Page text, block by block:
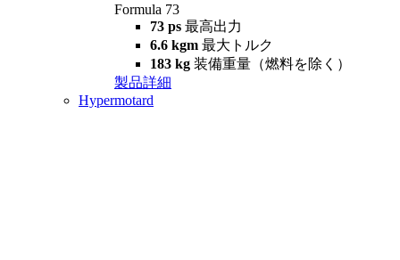
Formula 73
73 ps 最高出力
6.6 kgm 最大トルク
183 kg 装備重量（燃料を除く）
製品詳細
Hypermotard